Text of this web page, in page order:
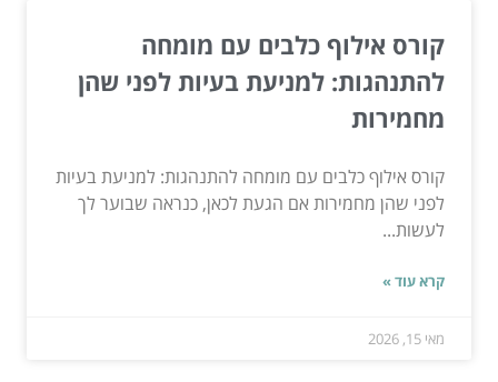
קורס אילוף כלבים עם מומחה
להתנהגות: למניעת בעיות לפני שהן
מחמירות
קורס אילוף כלבים עם מומחה להתנהגות: למניעת בעיות
לפני שהן מחמירות אם הגעת לכאן, כנראה שבוער לך
לעשות...
קרא עוד »
מאי 15, 2026